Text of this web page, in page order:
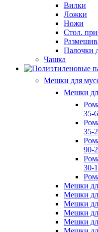
Вилки
Ложки
Ножи
Стол.
Палочки
Чашка
Мешки для
Мешки
35-
35-
90-
30-
Мешки
Мешки
Мешки
Мешки
Мешки